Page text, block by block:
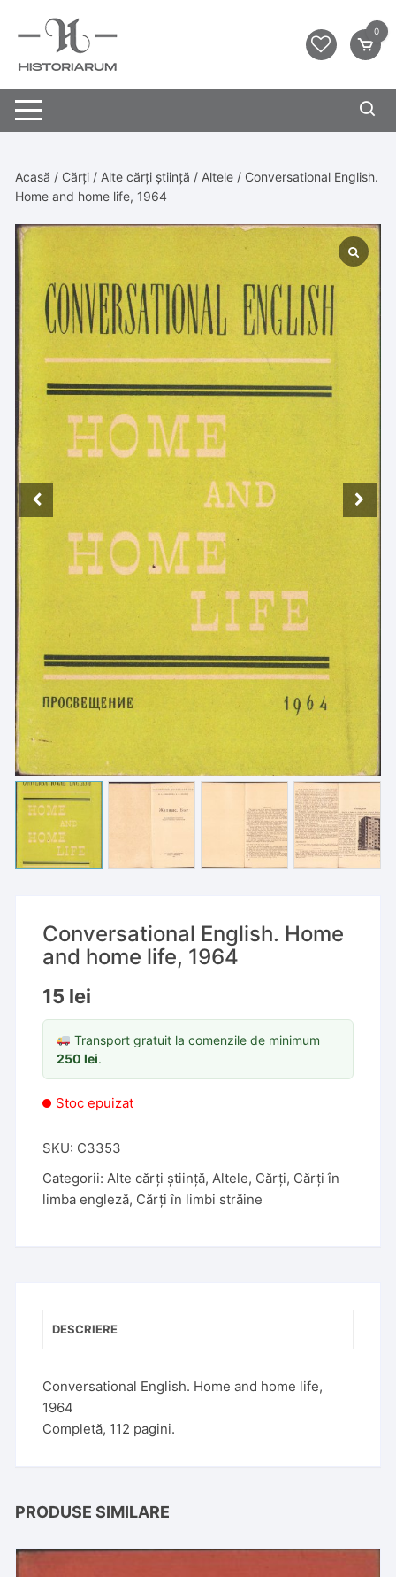
0
Acasă / Cărți / Alte cărți știință / Altele / Conversational English.
Home and home life, 1964
Conversational English. Home
and home life, 1964
15 lei
Transport gratuit la comenzile de minimum
250lei.
Stoc epuizat
SKU: C3353
Categorii:Alte cărți știință,Altele, Cărți, Cărți în
limba engleză, Cărți în limbi străine
DESCRIERE
Conversational English. Home and home life,
1964
Completă, 112 pagini.
PRODUSE SIMILARE